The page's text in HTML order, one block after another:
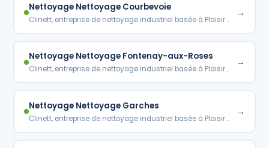
Nettoyage Nettoyage Courbevoie
Clinett, entreprise de nettoyage industriel basée à Plaisir…
→
Nettoyage Nettoyage Fontenay-aux-Roses
Clinett, entreprise de nettoyage industriel basée à Plaisir…
→
Nettoyage Nettoyage Garches
Clinett, entreprise de nettoyage industriel basée à Plaisir…
→